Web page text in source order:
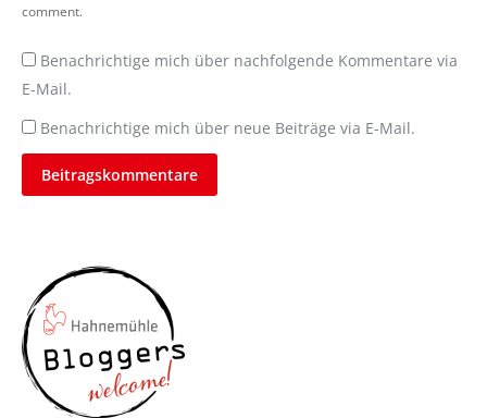
comment.
Benachrichtige mich über nachfolgende Kommentare via
E-Mail.
Benachrichtige mich über neue Beiträge via E-Mail.
Beitragskommentare